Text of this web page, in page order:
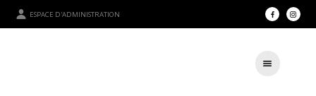
ESPACE D'ADMINISTRATION